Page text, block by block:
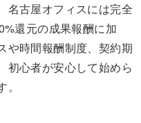
名古屋オフィスには完全
還元の成果報酬に加
や時間報酬制度、契約期
初心者が安心して始めら